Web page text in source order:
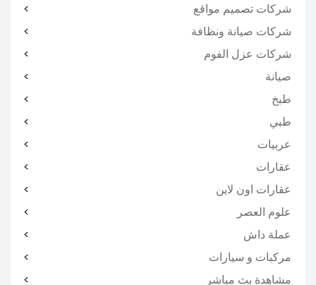
شركات تصميم مواقع
شركات صيانة ونظافة
شركات عزل الفوم
صيانة
طبخ
طبي
عربيات
عقارات
عقارات اون لاين
علوم العصر
عملة داش
مركبات و سيارات
مشاهدة بث مباشر